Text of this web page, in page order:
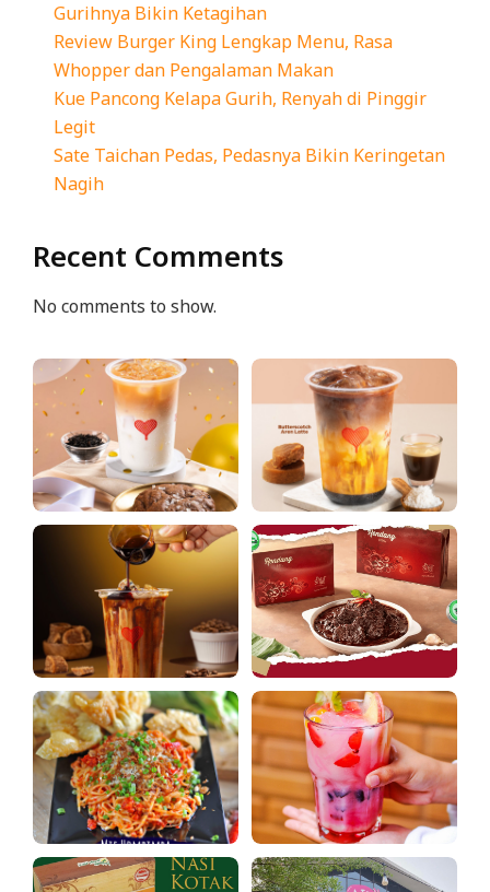
Gurihnya Bikin Ketagihan
Review Burger King Lengkap Menu, Rasa
Whopper dan Pengalaman Makan
Kue Pancong Kelapa Gurih, Renyah di Pinggir
Legit
Sate Taichan Pedas, Pedasnya Bikin Keringetan
Nagih
Recent Comments
No comments to show.